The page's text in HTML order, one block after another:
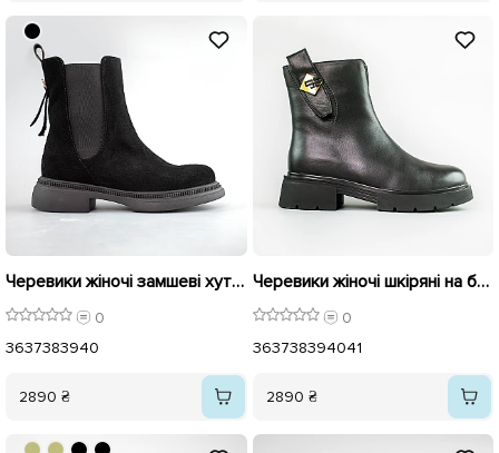
Черевики жіночі замшеві хутро 592732 Чорні
0
3637383940
2890 ₴
Черевики жіночі шкіряні на байці 593332 Чорні
0
363738394041
2890 ₴